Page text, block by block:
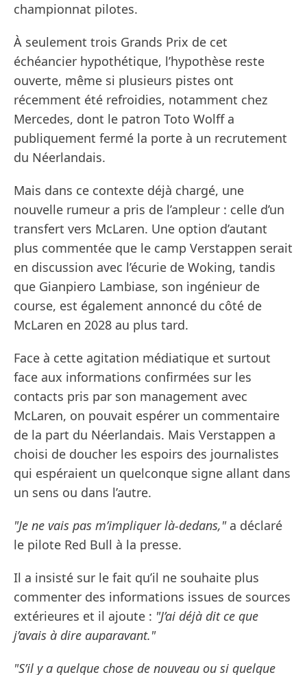
championnat pilotes.
À seulement trois Grands Prix de cet
échéancier hypothétique, l’hypothèse reste
ouverte, même si plusieurs pistes ont
récemment été refroidies, notamment chez
Mercedes, dont le patron Toto Wolff a
publiquement fermé la porte à un recrutement
du Néerlandais.
Mais dans ce contexte déjà chargé, une
nouvelle rumeur a pris de l’ampleur : celle d’un
transfert vers McLaren. Une option d’autant
plus commentée que le camp Verstappen serait
en discussion avec l’écurie de Woking, tandis
que Gianpiero Lambiase, son ingénieur de
course, est également annoncé du côté de
McLaren en 2028 au plus tard.
Face à cette agitation médiatique et surtout
face aux informations confirmées sur les
contacts pris par son management avec
McLaren, on pouvait espérer un commentaire
de la part du Néerlandais. Mais Verstappen a
choisi de doucher les espoirs des journalistes
qui espéraient un quelconque signe allant dans
un sens ou dans l’autre.
"Je ne vais pas m’impliquer là-dedans,"a déclaré
le pilote Red Bull à la presse.
Il a insisté sur le fait qu’il ne souhaite plus
commenter des informations issues de sources
extérieures et il ajoute : "J’ai déjà dit ce que
j’avais à dire auparavant."
"S’il y a quelque chose de nouveau ou si quelque